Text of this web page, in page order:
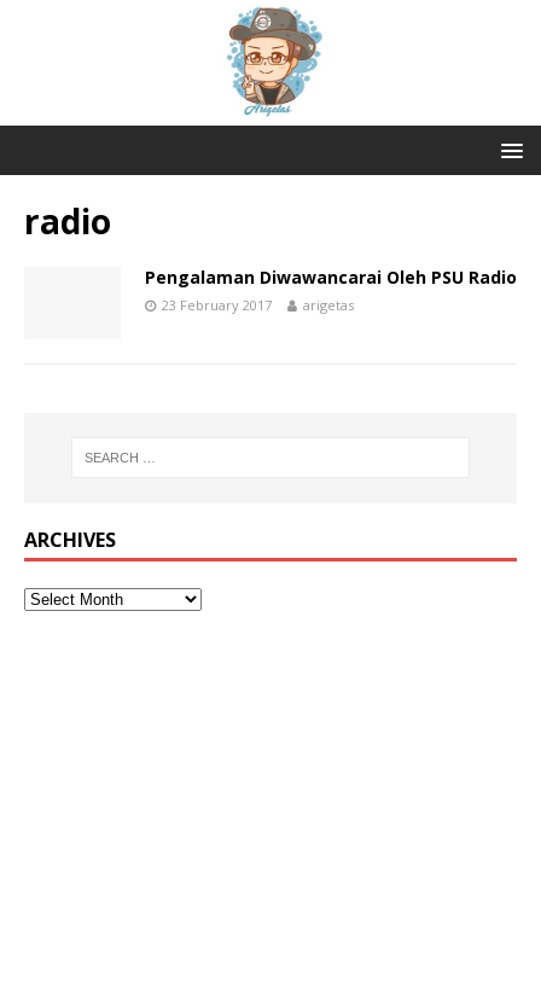
radio
Pengalaman Diwawancarai Oleh PSU Radio
23 February 2017 arigetas
ARCHIVES